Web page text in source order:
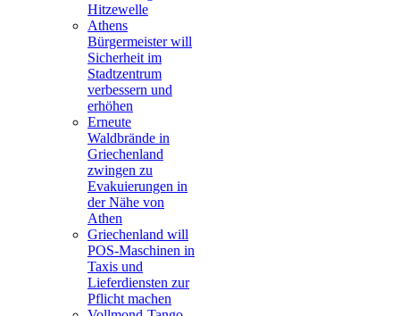
Hitzewelle
Athens
Bürgermeister will
Sicherheit im
Stadtzentrum
verbessern und
erhöhen
Erneute
Waldbrände in
Griechenland
zwingen zu
Evakuierungen in
der Nähe von
Athen
Griechenland will
POS-Maschinen in
Taxis und
Lieferdiensten zur
Pflicht machen